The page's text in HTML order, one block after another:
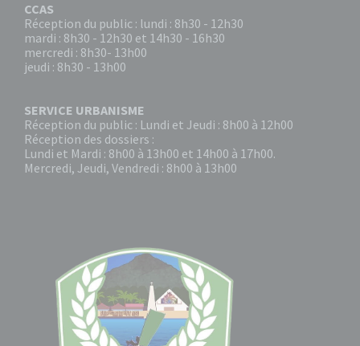
CCAS
Réception du public : lundi : 8h30 - 12h30
mardi : 8h30 - 12h30 et 14h30 - 16h30
mercredi : 8h30- 13h00
jeudi : 8h30 - 13h00
SERVICE URBANISME
Réception du public : Lundi et Jeudi : 8h00 à 12h00
Réception des dossiers :
Lundi et Mardi : 8h00 à 13h00 et 14h00 à 17h00.
Mercredi, Jeudi, Vendredi : 8h00 à 13h00